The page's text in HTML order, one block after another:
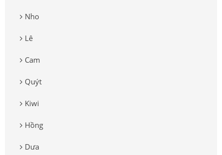
Nho
Lê
Cam
Quýt
Kiwi
Hồng
Dưa